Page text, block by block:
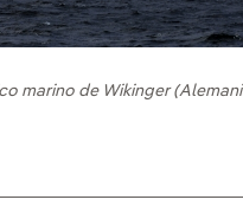
marino de Wikinger